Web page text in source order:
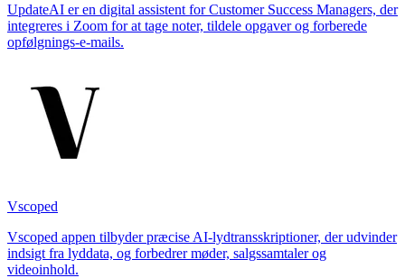
UpdateAI er en digital assistent for Customer Success Managers, der
integreres i Zoom for at tage noter, tildele opgaver og forberede
opfølgnings-e-mails.
Vscoped
Vscoped appen tilbyder præcise AI-lydtransskriptioner, der udvinder
indsigt fra lyddata, og forbedrer møder, salgssamtaler og
videoinhold.